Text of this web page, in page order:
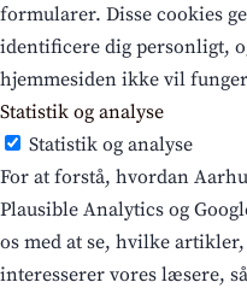
formularer. Disse cookies
identificere dig personligt,
hjemmesiden ikke vil
Statistik og analyse
Statistik og analyse
For at forstå, hvordan
Plausible Analytics og
os med at se, hvilke
interesserer vores læsere,